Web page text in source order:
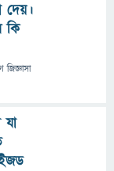
দেয়।
কি
জিজ্ঞাসা